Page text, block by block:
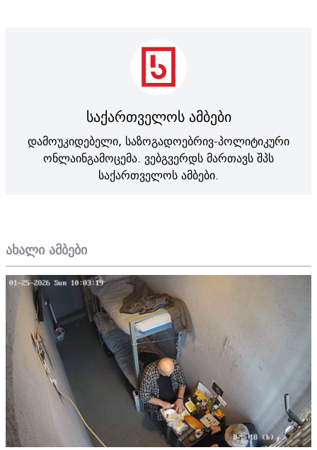
ახალი ამბები
საქართველოს ამბები
დამოუკიდებელი, საზოგადოებრივ-პოლიტიკური
ონლაინგამოცემა. ვებგვერდს მართავს შპს
საქართველოს ამბები.